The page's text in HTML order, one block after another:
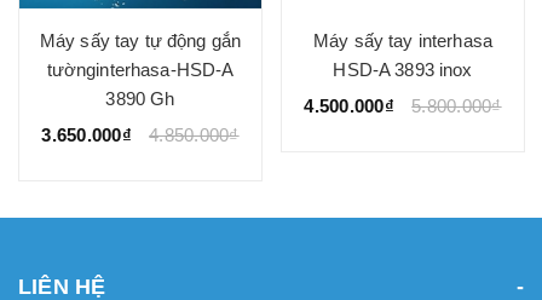
Máy sấy tay tự động gắn
tườnginterhasa-HSD-A
3890 Gh
3.650.000₫
4.850.000₫
Máy sấy tay interhasa
HSD-A 3893 inox
4.500.000₫
5.800.000₫
LIÊN HỆ